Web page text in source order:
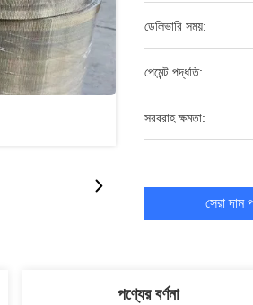
ডেলিভারি সময়:
পেমেন্ট পদ্ধতি:
সরবরাহ ক্ষমতা:
সেরা দাম
পণ্যের বর্ণনা